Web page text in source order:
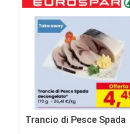
Trancio di Pesce Spada